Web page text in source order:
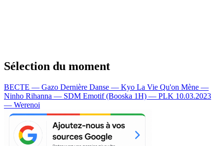
Sélection du moment
BECTE — Gazo Dernière Danse — Kyo La Vie Qu'on Mène —
Ninho Rihanna — SDM Emotif (Booska 1H) — PLK 10.03.2023
— Werenoi